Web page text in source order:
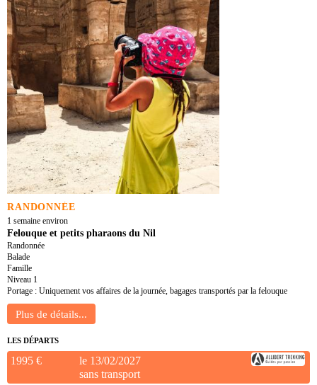
RANDONNÉE
1 semaine environ
Felouque et petits pharaons du Nil
Randonnée
Balade
Famille
Niveau 1
Portage : Uniquement vos affaires de la journée, bagages transportés par la felouque
LES DÉPARTS
1995 €
le 13/02/2027
sans transport